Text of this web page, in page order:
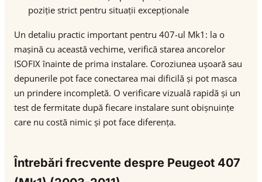
poziție strict pentru situații excepționale
Un detaliu practic important pentru 407-ul Mk1: la o
mașină cu această vechime, verifică starea ancorelor
ISOFIX înainte de prima instalare. Coroziunea ușoară sau
depunerile pot face conectarea mai dificilă și pot masca
un prindere incompletă. O verificare vizuală rapidă și un
test de fermitate după fiecare instalare sunt obișnuințe
care nu costă nimic și pot face diferența.
Întrebări frecvente despre Peugeot 407